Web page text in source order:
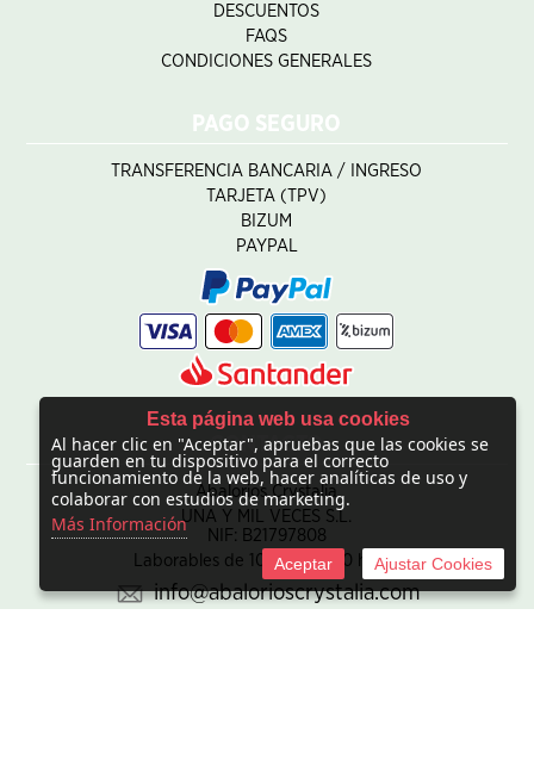
DESCUENTOS
FAQS
CONDICIONES GENERALES
PAGO SEGURO
TRANSFERENCIA BANCARIA / INGRESO
TARJETA (TPV)
BIZUM
PAYPAL
CONTACTO
Abalorios Crystalia
UNA Y MIL VECES S.L.
NIF: B21797808
Laborables de 10:00 - 20:00 horas
info@abalorioscrystalia.com
Esta página web usa cookies
Al hacer clic en "Aceptar", apruebas que las cookies se
guarden en tu dispositivo para el correcto
funcionamiento de la web, hacer analíticas de uso y
colaborar con estudios de marketing.
Más Información
Aceptar Ajustar Cookies